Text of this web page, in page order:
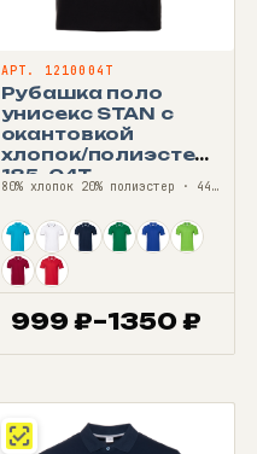
АРТ. 1210004T
Рубашка поло
унисекс STAN с
окантовкой
хлопок/полиэстер
185, 04T
80% хлопок 20% полиэстер · 44—60
999₽–1350 ₽
Диапазон
цен:
1350 ₽